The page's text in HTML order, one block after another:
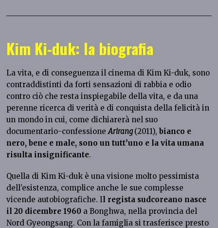
Kim Ki-duk: la biografia
La vita, e di conseguenza il cinema di Kim Ki-duk, sono
contraddistinti da forti sensazioni di rabbia e odio
contro ciò che resta inspiegabile della vita, e da una
perenne ricerca di verità e di conquista della felicità in
un mondo in cui, come dichiarerà nel suo
documentario-confessioneArirang(2011),bianco e
nero, bene e male, sono un tutt’uno e la vita umana
risulta insignificante.
Quella di Kim Ki-duk è una visione molto pessimista
dell’esistenza, complice anche le sue complesse
vicende autobiografiche. Il regista sudcoreano nasce
il 20 dicembre 1960 a Bonghwa, nella provincia del
Nord Gyeongsang. Con la famiglia si trasferisce presto